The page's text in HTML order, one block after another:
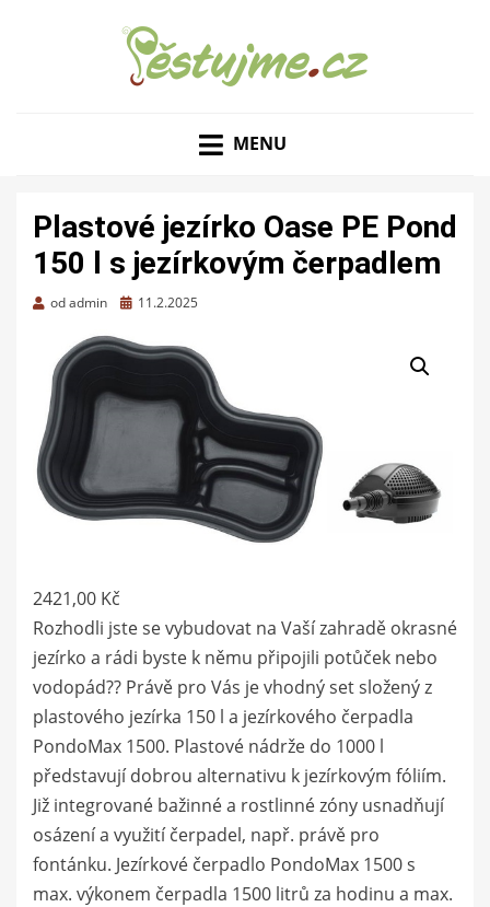
MENU
Plastové jezírko Oase PE Pond
150 l s jezírkovým čerpadlem
odadmin
Zveřejněno
11.2.2025
2421,00 Kč
Rozhodli jste se vybudovat na Vaší zahradě okrasné
jezírko a rádi byste k němu připojili potůček nebo
vodopád?? Právě pro Vás je vhodný set složený z
plastového jezírka 150 l a jezírkového čerpadla
PondoMax 1500. Plastové nádrže do 1000 l
představují dobrou alternativu k jezírkovým fóliím.
Již integrované bažinné a rostlinné zóny usnadňují
osázení a využití čerpadel, např. právě pro
fontánku. Jezírkové čerpadlo PondoMax 1500 s
max. výkonem čerpadla 1500 litrů za hodinu a max.